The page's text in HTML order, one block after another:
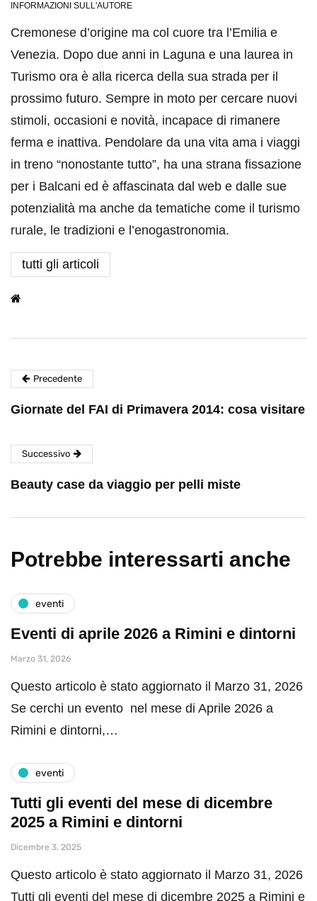
INFORMAZIONI SULL'AUTORE
Cremonese d’origine ma col cuore tra l’Emilia e
Venezia. Dopo due anni in Laguna e una laurea in
Turismo ora è alla ricerca della sua strada per il
prossimo futuro. Sempre in moto per cercare nuovi
stimoli, occasioni e novità, incapace di rimanere
ferma e inattiva. Pendolare da una vita ama i viaggi
in treno “nonostante tutto”, ha una strana fissazione
per i Balcani ed è affascinata dal web e dalle sue
potenzialità ma anche da tematiche come il turismo
rurale, le tradizioni e l’enogastronomia.
tutti gli articoli
Precedente
Giornate del FAI di Primavera 2014: cosa visitare
Successivo
Beauty case da viaggio per pelli miste
Potrebbe interessarti anche
eventi
Eventi di aprile 2026 a Rimini e dintorni
Marzo 31, 2026
Questo articolo è stato aggiornato il Marzo 31, 2026
Se cerchi un evento nel mese di Aprile 2026 a
Rimini e dintorni,…
eventi
Tutti gli eventi del mese di dicembre
2025 a Rimini e dintorni
Dicembre 3, 2025
Questo articolo è stato aggiornato il Marzo 31, 2026
Tutti gli eventi del mese di dicembre 2025 a Rimini e